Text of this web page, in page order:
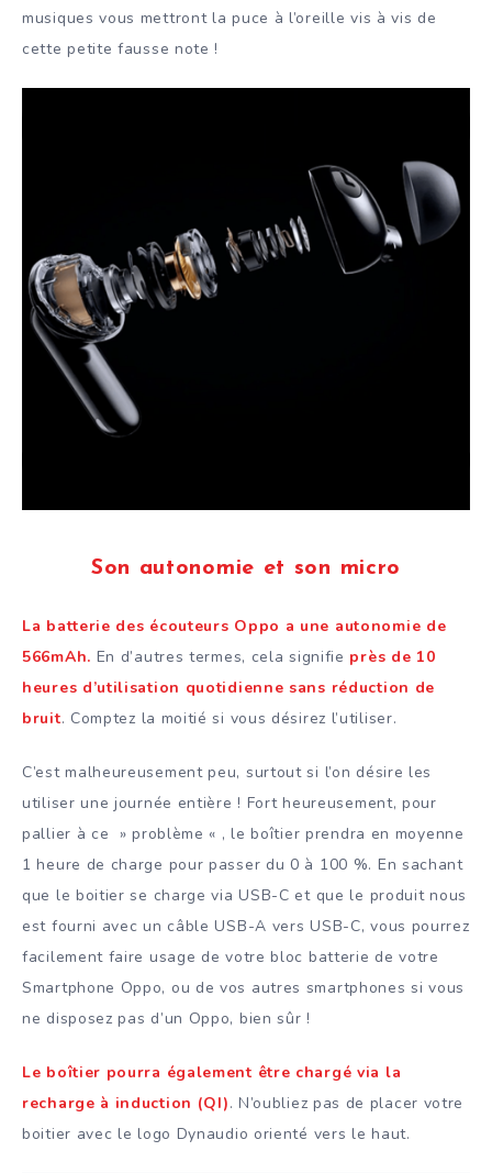
musiques vous mettront la puce à l’oreille vis à vis de
cette petite fausse note !
Son autonomie et son micro
La batterie des écouteurs Oppo a une autonomie de
566mAh. En d’autres termes, cela signifie près de 10
heures d’utilisation quotidienne sans réduction de
bruit. Comptez la moitié si vous désirez l’utiliser.
C’est malheureusement peu, surtout si l’on désire les
utiliser une journée entière ! Fort heureusement, pour
pallier à ce » problème « , le boîtier prendra en moyenne
1 heure de charge pour passer du 0 à 100 %. En sachant
que le boitier se charge via USB-C et que le produit nous
est fourni avec un câble USB-A vers USB-C, vous pourrez
facilement faire usage de votre bloc batterie de votre
Smartphone Oppo, ou de vos autres smartphones si vous
ne disposez pas d’un Oppo, bien sûr !
Le boîtier pourra également être chargé via la
recharge à induction (QI). N’oubliez pas de placer votre
boitier avec le logo Dynaudio orienté vers le haut.